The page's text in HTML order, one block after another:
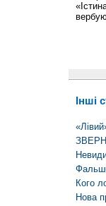
Інші
Кого
Нова